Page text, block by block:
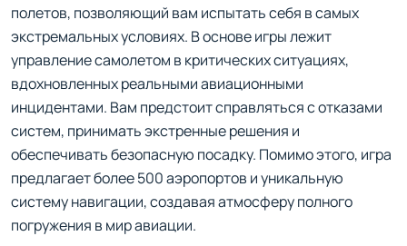
полетов, позволяющий вам испытать себя в самых
экстремальных условиях. В основе игры лежит
управление самолетом в критических ситуациях,
вдохновленных реальными авиационными
инцидентами. Вам предстоит справляться с отказами
систем, принимать экстренные решения и
обеспечивать безопасную посадку. Помимо этого, игра
предлагает более 500 аэропортов и уникальную
систему навигации, создавая атмосферу полного
погружения в мир авиации.